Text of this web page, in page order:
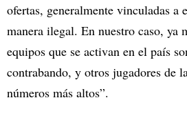
ofertas, generalmente vinculadas a
manera ilegal. En nuestro caso, ya
equipos que se activan en el país
contrabando, y otros jugadores de
números más altos”.